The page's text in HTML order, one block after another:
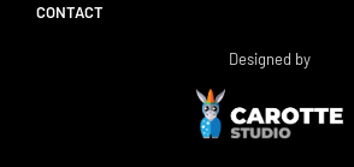
CONTACT
Designed by